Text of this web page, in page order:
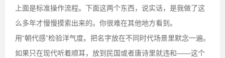
上面是标准操作流程。下面这两个东西，说实话，是我做了这
么多年才慢慢摸索出来的。你很难在其他地方看到。
用“朝代感”检验洋气度。把名字放在不同时代场景里默念一遍。
如果只在现代听着顺耳，放到民国或者唐诗里就违和——这个